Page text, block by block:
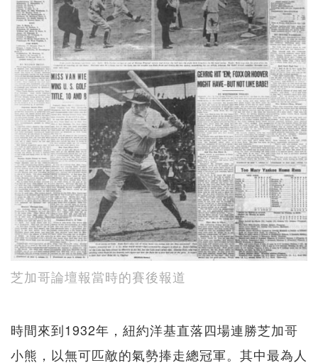
芝加哥論壇報當時的賽後報道
時間來到1932年，紐約洋基直落四場連勝芝加哥
小熊，以無可匹敵的氣勢捧走總冠軍。其中最為人